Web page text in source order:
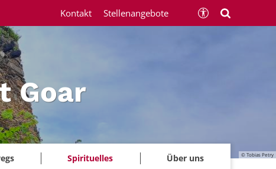
© Tobias Petry
Goar
Spirituelles Über uns
Kontakt Stellenangebote